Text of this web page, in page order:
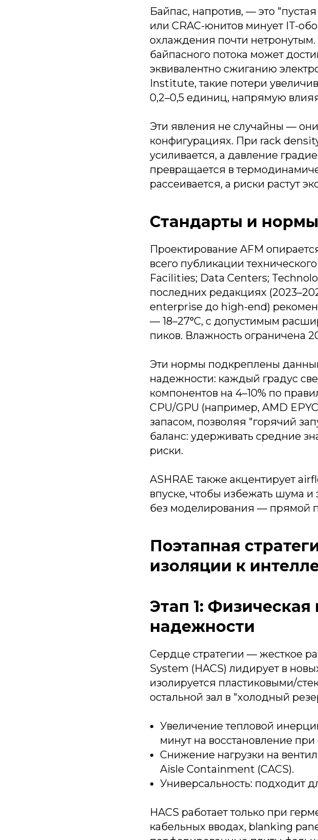
Байпас, напротив, — это
или CRAC-юнитов минует IT-
охлаждения почти
байпасного потока может
эквивалентно сжиганию
Institute, такие потери
0,2–0,5 единиц, напрямую влияя
Эти явления не случайны —
конфигурациях. При rack
усиливается, а давление
превращается в
рассеивается, а риски растут
Стандарты и
Проектирование AFM
всего публикации
Facilities; Data Centers;
последних редакциях
enterprise до high-end)
— 18–27°C, с допустимым
пиков. Влажность ограничена
Эти нормы подкреплены
надежности: каждый градус
компонентов на 4–10% по
CPU/GPU (например, AMD
запасом, позволяя "горячий
баланс: удерживать средние
риски.
ASHRAE также акцентирует
впуске, чтобы избежать шума и
без моделирования — прямой
Поэтапная
изоляции к
Этап 1:
надежности
Сердце стратегии — жесткое
System (HACS) лидирует в
изолируется пластиковыми/
остальной зал в "холодный
Увеличение тепловой
минут на восстановление при
Снижение нагрузки на
Aisle Containment (CACS).
Универсальность: подходит
HACS работает только при
кабельных вводах, blanking